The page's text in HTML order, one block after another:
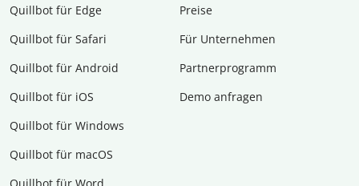
Quillbot für Edge
Quillbot für Safari
Quillbot für Android
Quillbot für iOS
Quillbot für Windows
Quillbot für macOS
Preise
Für Unternehmen
Partnerprogramm
Demo anfragen